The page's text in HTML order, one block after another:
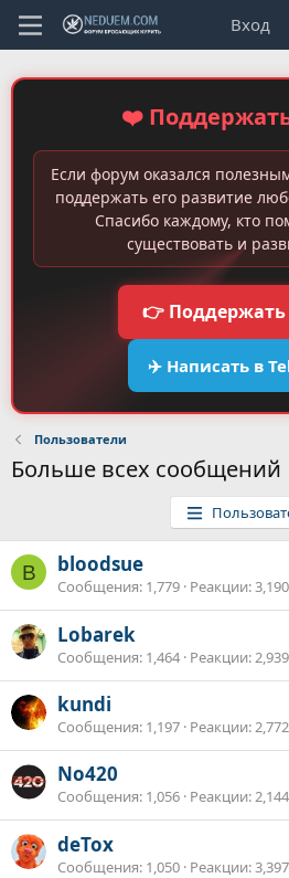
Вход
❤️
Если форум оказался
поддержать его развитие
Спасибо каждому, кто
существовать и
👉
✈️ Написать в
Пользователи
Больше всех сообщений
B bloodsue
Сообщения 1,779 Реакции 3,190
Lobarek
Сообщения 1,464 Реакции 2,939
kundi
Сообщения 1,197 Реакции 2,772
No420
Сообщения 1,056 Реакции 2,144
deTox
Сообщения 1,050 Реакции 3,397